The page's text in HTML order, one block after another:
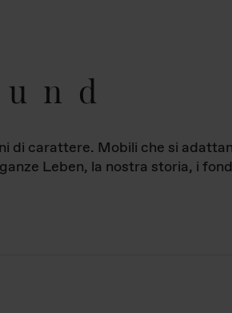
di carattere. Mobili che si
Leben, la nostra storia, i